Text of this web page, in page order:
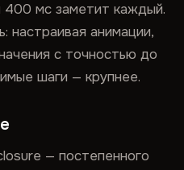
мс заметит каждый.
настраивая анимации,
с точностью до
шаги — крупнее.
— постепенного